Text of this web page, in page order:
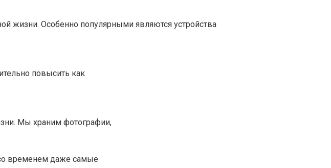
жизни. Особенно популярными являются устройства
повысить как
Мы храним фотографии,
временем даже самые